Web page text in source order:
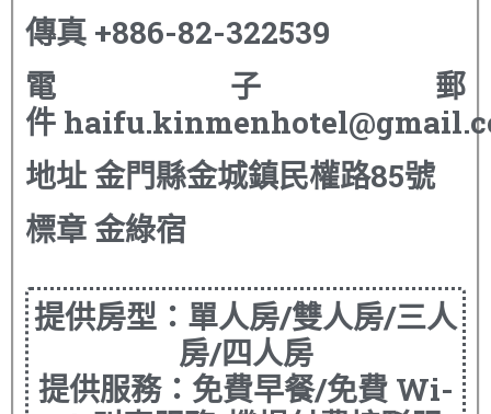
傳真 +886-82-322539
電子郵
件
地址金門縣金城鎮民權路85號
標章金綠宿
提供房型：單人房/雙人房/三人
房/四人房
提供服務：免費早餐/免費 Wi-